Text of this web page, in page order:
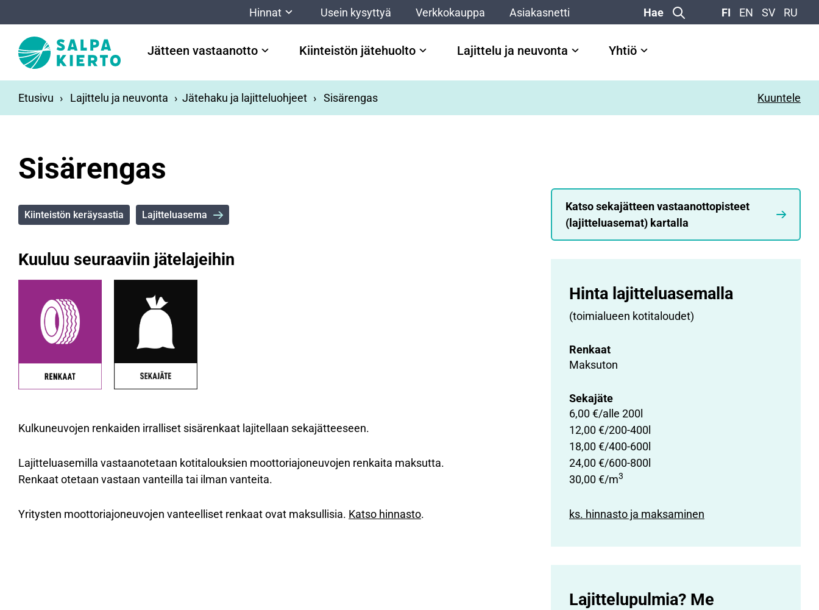
Hinnat Usein kysyttyä Verkkokauppa Asiakasnetti Hae FI EN SV RU
Jätteen vastaanotto Kiinteistön jätehuolto Lajittelu ja neuvonta Yhtiö
Etusivu Lajittelu ja neuvonta Jätehaku ja lajitteluohjeet Sisärengas Kuuntele
Sisärengas
Kiinteistön keräysastia Lajitteluasema
Kuuluu seuraaviin jätelajeihin
Kulkuneuvojen renkaiden irralliset sisärenkaat lajitellaan sekajätteeseen.
Lajitteluasemilla vastaanotetaan kotitalouksien moottoriajoneuvojen renkaita maksutta.
Renkaat otetaan vastaan vanteilla tai ilman vanteita.
Yritysten moottoriajoneuvojen vanteelliset renkaat ovat maksullisia. Katso hinnasto.
Katso sekajätteen vastaanottopisteet
(lajitteluasemat) kartalla
Hinta lajittelu­asemalla
(toimialueen kotitaloudet)
Renkaat
Maksuton
Sekajäte
6,00 €/alle 200l
12,00 €/200-400l
18,00 €/400-600l
24,00 €/600-800l
30,00 €/m3
ks. hinnasto ja maksaminen
Lajittelupulmia? Me